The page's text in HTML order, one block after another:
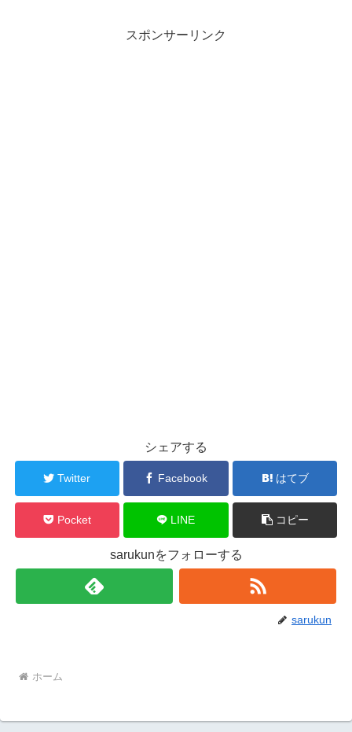
スポンサーリンク
シェアする
Twitter Facebook はてブ
Pocket LINE コピー
sarukunをフォローする
sarukun
ホーム